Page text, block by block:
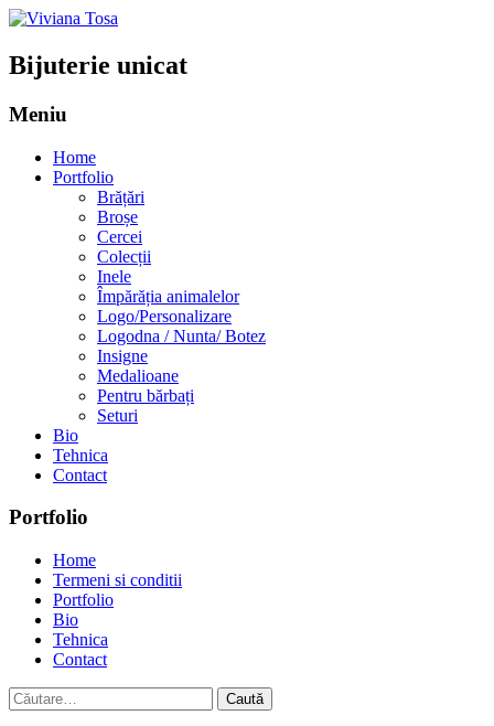
Bijuterie unicat
Meniu
Home
Portfolio
Brățări
Broșe
Cercei
Colecții
Inele
Împărăția animalelor
Logo/Personalizare
Logodna / Nunta/ Botez
Insigne
Medalioane
Pentru bărbați
Seturi
Bio
Tehnica
Contact
Portfolio
Home
Termeni si conditii
Portfolio
Bio
Tehnica
Contact
Caută
după: